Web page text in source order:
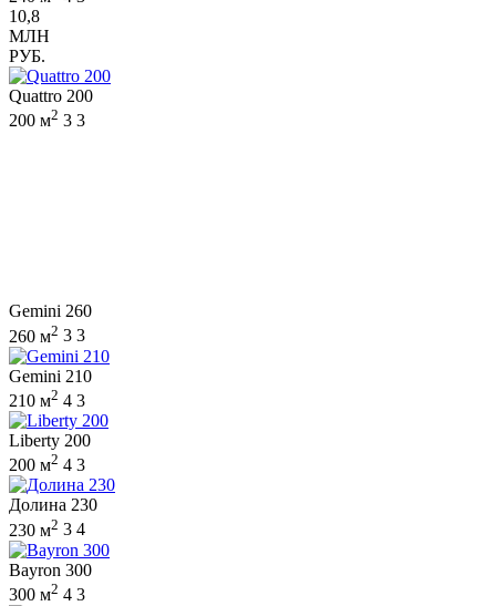
10,8
МЛН
РУБ.
Quattro 200
200 м2 3 3
Gemini 260
260 м2 3 3
Gemini 210
210 м2 4 3
Liberty 200
200 м2 4 3
Долина 230
230 м2 3 4
Bayron 300
300 м2 4 3